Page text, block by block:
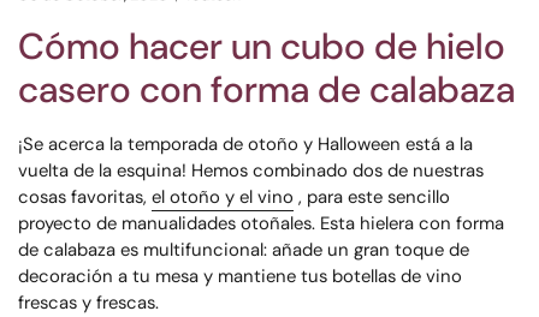
Cómo hacer un cubo de hielo
casero con forma de calabaza
¡Se acerca la temporada de otoño y Halloween está a la
vuelta de la esquina! Hemos combinado dos de nuestras
cosas favoritas, el otoño y el vino , para este sencillo
proyecto de manualidades otoñales. Esta hielera con forma
de calabaza es multifuncional: añade un gran toque de
decoración a tu mesa y mantiene tus botellas de vino
frescas y frescas.